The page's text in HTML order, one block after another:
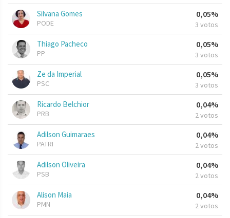
Silvana Gomes
PODE
0,05%
3 votos
Thiago Pacheco
PP
0,05%
3 votos
Ze da Imperial
PSC
0,05%
3 votos
Ricardo Belchior
PRB
0,04%
2 votos
Adilson Guimaraes
PATRI
0,04%
2 votos
Adilson Oliveira
PSB
0,04%
2 votos
Alison Maia
PMN
0,04%
2 votos